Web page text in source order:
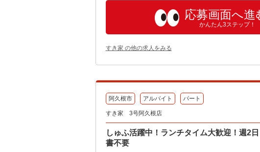
応募画面へ進
かんたん3ステップ！
すき家 の他の求人をみる
阿久根市 アルバイト パート
すき家 3号阿久根店
しゅふ活躍中！ランチタイム大歓迎！週2
書不要